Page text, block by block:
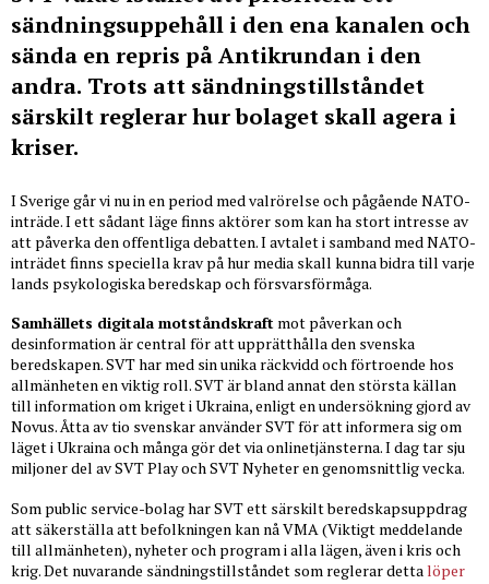
sändningsuppehåll i den ena kanalen och
sända en repris på Antikrundan i den
andra. Trots att sändningstillståndet
särskilt reglerar hur bolaget skall agera i
kriser.
I Sverige går vi nu in en period med valrörelse och pågående NATO-
inträde. I ett sådant läge finns aktörer som kan ha stort intresse av
att påverka den offentliga debatten. I avtalet i samband med NATO-
inträdet finns speciella krav på hur media skall kunna bidra till varje
lands psykologiska beredskap och försvarsförmåga.
Samhällets digitala motståndskraft mot påverkan och
desinformation är central för att upprätthålla den svenska
beredskapen. SVT har med sin unika räckvidd och förtroende hos
allmänheten en viktig roll. SVT är bland annat den största källan
till information om kriget i Ukraina, enligt en undersökning gjord av
Novus. Åtta av tio svenskar använder SVT för att informera sig om
läget i Ukraina och många gör det via onlinetjänsterna. I dag tar sju
miljoner del av SVT Play och SVT Nyheter en genomsnittlig vecka.
Som public service-bolag har SVT ett särskilt beredskapsuppdrag
att säkerställa att befolkningen kan nå VMA (Viktigt meddelande
till allmänheten), nyheter och program i alla lägen, även i kris och
krig. Det nuvarande sändningstillståndet som reglerar dettalöper